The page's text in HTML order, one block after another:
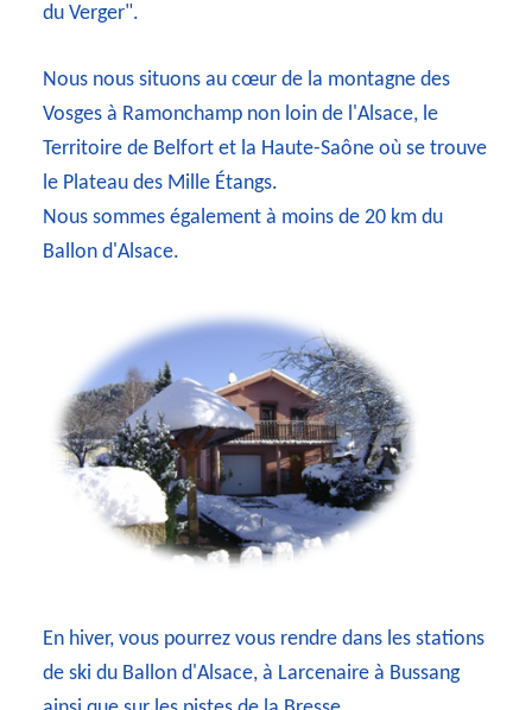
du Verger".
Nous nous situons au cœur de la montagne des
Vosges à Ramonchamp non loin de l'Alsace, le
Territoire de Belfort et la Haute-Saône où se trouve
le Plateau des Mille Étangs.
Nous sommes également à moins de 20 km du
Ballon d'Alsace.
En hiver, vous pourrez vous rendre dans les stations
de ski du Ballon d'Alsace, à Larcenaire à Bussang